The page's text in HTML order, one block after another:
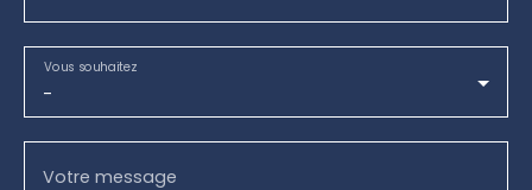
-
Vous souhaitez
Votre message